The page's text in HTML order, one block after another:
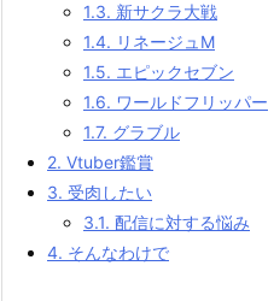
1.3. 新サクラ大戦
1.4. リネージュM
1.5. エピックセブン
1.6. ワールドフリッパー
1.7. グラブル
2. Vtuber鑑賞
3. 受肉したい
3.1. 配信に対する悩み
4. そんなわけで